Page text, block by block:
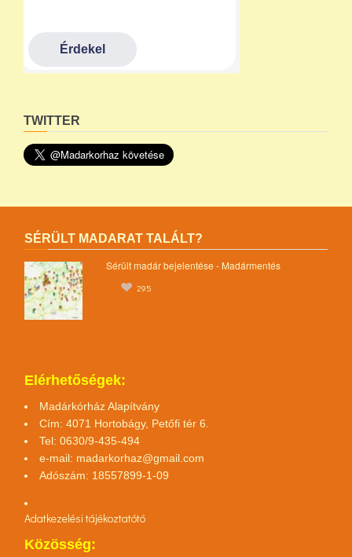
TWITTER
SÉRÜLT MADARAT TALÁLT?
Sérült madár bejelentése - Madármentés
295
Elérhetőségek:
Madárkórház Alapítvány
Cím: 4071 Hortobágy, Petőfi tér 6.
Tel: 0630/9-435-494
e-mail: madarkorhaz@gmail.com
Adószám: 18557899-1-09
Adatkezelési tájékoztatótó
Közösség: